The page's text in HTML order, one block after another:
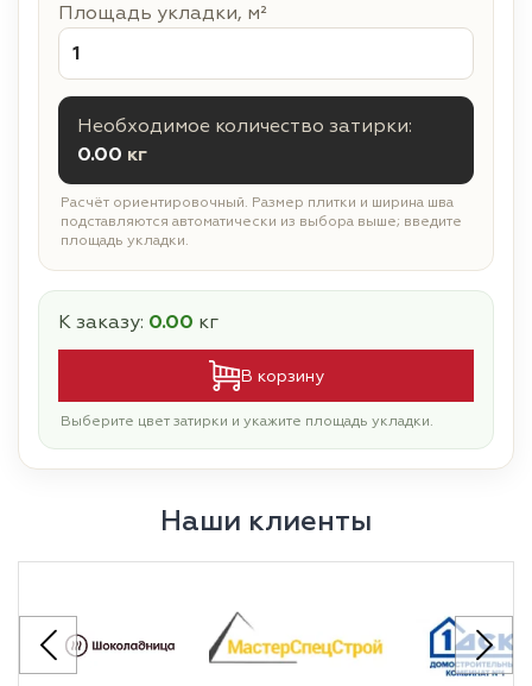
Площадь укладки, м²
Необходимое количество затирки:
0.00 кг
Расчёт ориентировочный. Размер плитки и ширина шва
подставляются автоматически из выбора выше; введите
площадь укладки.
К заказу: 0.00 кг
В корзину
Выберите цвет затирки и укажите площадь укладки.
Наши клиенты